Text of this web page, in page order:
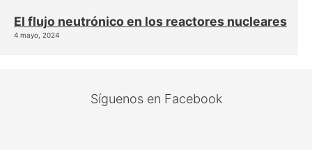
El flujo neutrónico en los reactores nucleares
4 mayo, 2024
Síguenos en Facebook